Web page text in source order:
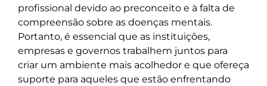
profissional devido ao preconceito e à falta de
compreensão sobre as doenças mentais.
Portanto, é essencial que as instituições,
empresas e governos trabalhem juntos para
criar um ambiente mais acolhedor e que ofereça
suporte para aqueles que estão enfrentando